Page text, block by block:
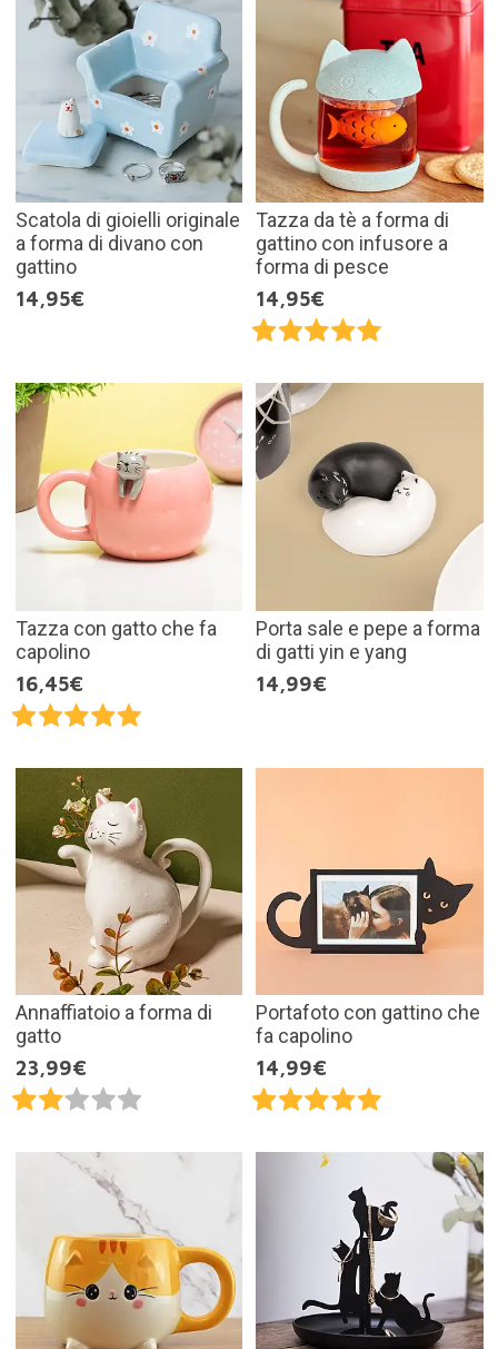
Scatola di gioielli originale
a forma di divano con
gattino
14,95€
Tazza da tè a forma di
gattino con infusore a
forma di pesce
14,95€
Tazza con gatto che fa
capolino
16,45€
Porta sale e pepe a forma
di gatti yin e yang
14,99€
Annaffiatoio a forma di
gatto
23,99€
Portafoto con gattino che
fa capolino
14,99€